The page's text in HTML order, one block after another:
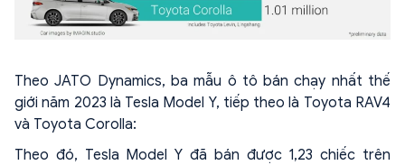
Theo JATO Dynamics, ba mẫu ô tô bán chạy nhất thế
giới năm 2023 là Tesla Model Y, tiếp theo là Toyota RAV4
và Toyota Corolla:
Theo đó, Tesla Model Y đã bán được 1,23 chiếc trên